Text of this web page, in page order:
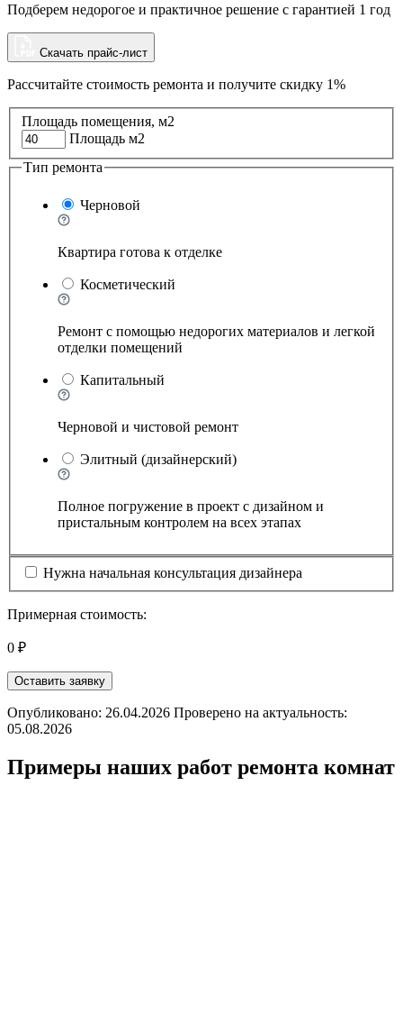
Подберем недорогое и практичное решение с гарантией 1 год
Скачать прайс-лист
Рассчитайте стоимость ремонта и получите скидку 1%
Площадь помещения, м2
Площадь м2
Тип ремонта
Черновой
Квартира готова к отделке
Косметический
Ремонт с помощью недорогих материалов и легкой
отделки помещений
Капитальный
Черновой и чистовой ремонт
Элитный (дизайнерский)
Полное погружение в проект с дизайном и
пристальным контролем на всех этапах
Нужна начальная консультация дизайнера
Примерная стоимость:
0 ₽
Оставить заявку
Опубликовано: 26.04.2026 Проверено на актуальность:
05.08.2026
Примеры наших работ ремонта комнат